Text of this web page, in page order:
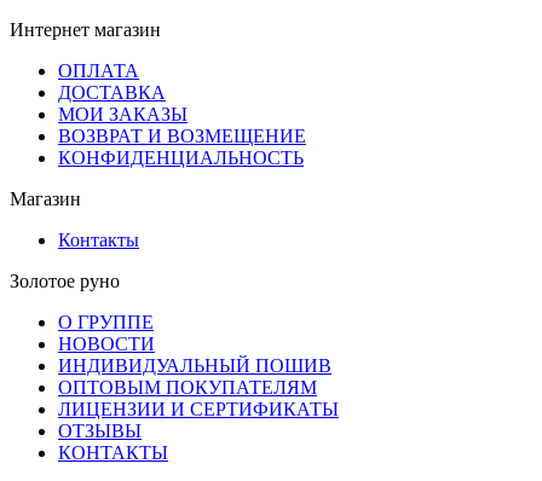
Интернет магазин
ОПЛАТА
ДОСТАВКА
МОИ ЗАКАЗЫ
ВОЗВРАТ И ВОЗМЕЩЕНИЕ
КОНФИДЕНЦИАЛЬНОСТЬ
Магазин
Контакты
Золотое руно
О ГРУППЕ
НОВОСТИ
ИНДИВИДУАЛЬНЫЙ ПОШИВ
ОПТОВЫМ ПОКУПАТЕЛЯМ
ЛИЦЕНЗИИ И СЕРТИФИКАТЫ
ОТЗЫВЫ
КОНТАКТЫ